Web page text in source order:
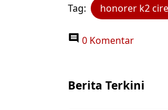
Tag: honorer k2
0 Komentar
Berita Terkini